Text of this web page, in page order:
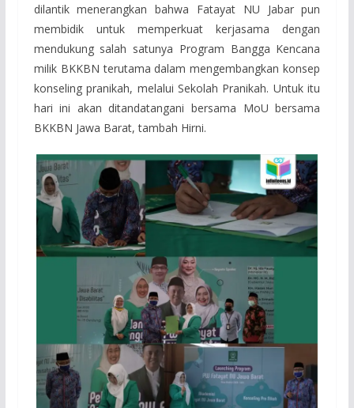
dilantik menerangkan bahwa Fatayat NU Jabar pun
membidik untuk memperkuat kerjasama dengan
mendukung salah satunya Program Bangga Kencana
milik BKKBN terutama dalam mengembangkan konsep
konseling pranikah, melalui Sekolah Pranikah. Untuk itu
hari ini akan ditandatangani bersama MoU bersama
BKKBN Jawa Barat, tambah Hirni.